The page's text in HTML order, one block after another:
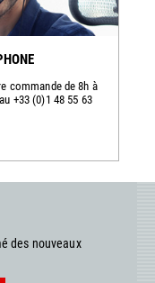
commande de 8h à
+33 (0)1 48 55 63
des nouveaux